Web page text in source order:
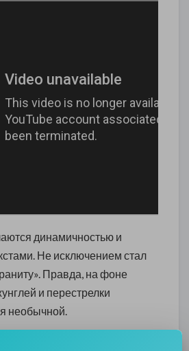
динамичностью и
Не исключением стал
Правда, на фоне
и перестрелки
необычной.